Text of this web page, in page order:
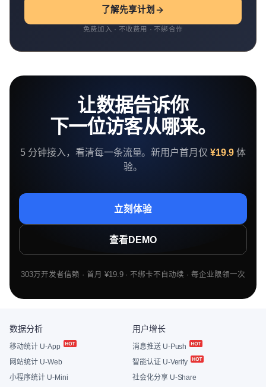
了解先享计划
免费加入 · 不收费用 · 不绑合作
让数据告诉你
下一位访客从哪来。
5 分钟接入，看清每一条流量。新用户首月仅¥19.9 体
验。
立刻体验
查看DEMO
303万开发者信赖 · 首月 ¥19.9 · 不绑卡不自动续 · 每企业限领一次
数据分析
移动统计 U-App
网站统计 U-Web
小程序统计 U-Mini
用户增长
消息推送 U-Push
智能认证 U-Verify
社会化分享 U-Share